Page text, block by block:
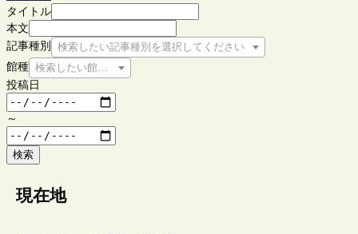
タイトル
本文
記事種別
検索したい記事種別を選択してください
館種 検索したい館種を選択してください
投稿日
～
検索
現在地